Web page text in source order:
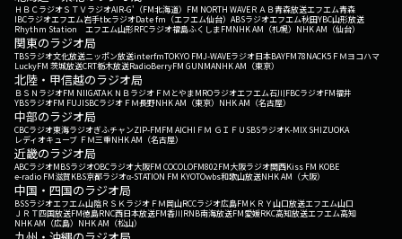
ＨＢＣラジオＳＴＶラジオAIR-G'（FM北海道） FM NORTH WAVEＲＡＢ青森放送エフエム青森
IBCラジオエフエム岩手tbcラジオDate fm（エフエム仙台） ABSラジオエフエム秋田YBC山形放送
Rhythm Station エフエム山形RFCラジオ福島ふくしまFMNHK AM（札幌） NHK AM（仙台）
関東のラジオ局
TBSラジオ文化放送ニッポン放送interfmTOKYO FMJ-WAVEラジオ日本BAYFM78NACK5 ＦＭヨコハマ
LuckyFM 茨城放送CRT栃木放送RadioBerryFM GUNMANHK AM（東京）
北陸・甲信越のラジオ局
ＢＳＮラジオFM NIIGATAＫＮＢラジオ ＦＭとやまMROラジオエフエム石川FBCラジオFM福井
YBSラジオFM FUJISBCラジオ ＦＭ長野NHK AM（東京） NHK AM（名古屋）
中部のラジオ局
CBCラジオ東海ラジオぎふチャンZIP-FMFM AICHI ＦＭ ＧＩＦＵ SBSラジオK-MIX SHIZUOKA
レディオキューブ ＦＭ三重NHK AM（名古屋）
近畿のラジオ局
ABCラジオMBSラジオOBCラジオ大阪FM COCOLOFM802FM大阪ラジオ関西Kiss FM KOBE
e-radio FM滋賀KBS京都ラジオα-STATION FM KYOTOwbs和歌山放送NHK AM（大阪）
中国・四国のラジオ局
BSSラジオエフエム山陰ＲＳＫラジオ ＦＭ岡山RCCラジオ広島FM ＫＲＹ山口放送エフエム山口
ＪＲＴ四国放送FM徳島RNC西日本放送FM香川RNB南海放送FM愛媛RKC高知放送エフエム高知
NHK AM（広島） NHK AM（松山）